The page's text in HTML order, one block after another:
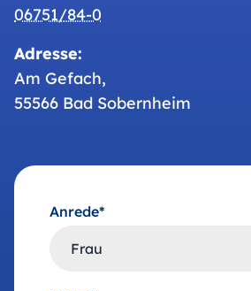
06751/84-0
Adresse:
Am Gefach,
55566 Bad Sobernheim
Anrede*